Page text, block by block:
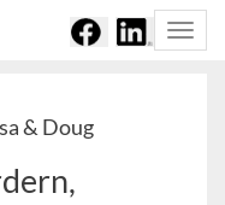
& Doug